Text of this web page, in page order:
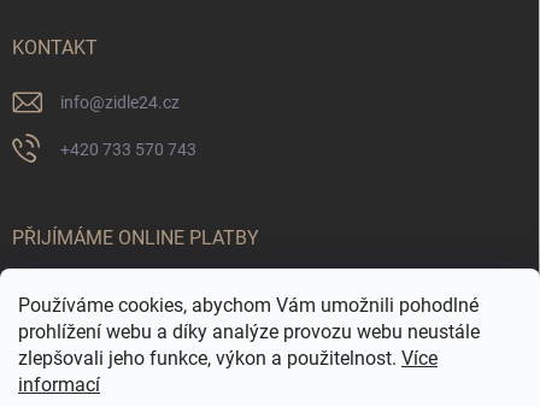
Používáme cookies, abychom Vám umožnili pohodlné
prohlížení webu a díky analýze provozu webu neustále
zlepšovali jeho funkce, výkon a použitelnost. Více
informací
KONTAKT
info@zidle24.cz
+420 733 570 743
PŘIJÍMÁME ONLINE PLATBY